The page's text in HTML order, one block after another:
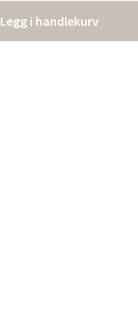
Legg i handlekurv